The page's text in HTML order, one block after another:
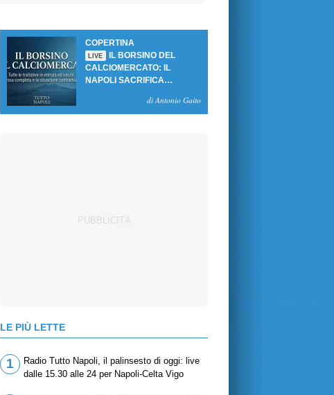
COPERTINA
LIVE
IL BORSINO DEL
CALCIOMERCATO: IL
NAPOLI SACRIFICA
SBLOCCANO ARRIVIdi Antonio Gaito
LE PIÙ LETTE
1
Radio Tutto Napoli, il palinsesto di oggi: live
dalle 15.30 alle 24 per Napoli-Celta Vigo